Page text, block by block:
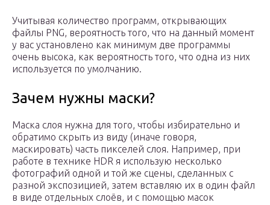
Учитывая количество программ, открывающих
файлы PNG, вероятность того, что на данный момент
у вас установлено как минимум две программы
очень высока, как вероятность того, что одна из них
используется по умолчанию.
Зачем нужны маски?
Маска слоя нужна для того, чтобы избирательно и
обратимо скрыть из виду (иначе говоря,
маскировать) часть пикселей слоя. Например, при
работе в технике HDR я использую несколько
фотографий одной и той же сцены, сделанных с
разной экспозицией, затем вставляю их в один файл
в виде отдельных слоёв, и с помощью масок